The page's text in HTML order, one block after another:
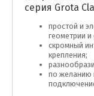
серия Grota
простой и
геометрии
скромный
крепления;
по желанию